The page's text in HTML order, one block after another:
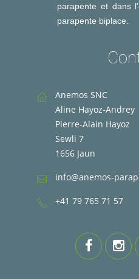
parapente et dans
parapente biplace.
Anemos SNC
Aline Hayoz-Andrey
Pierre-Alain Hayoz
Sewli 7
1656 Jaun
info@anemos-
+41 79 765 71 57